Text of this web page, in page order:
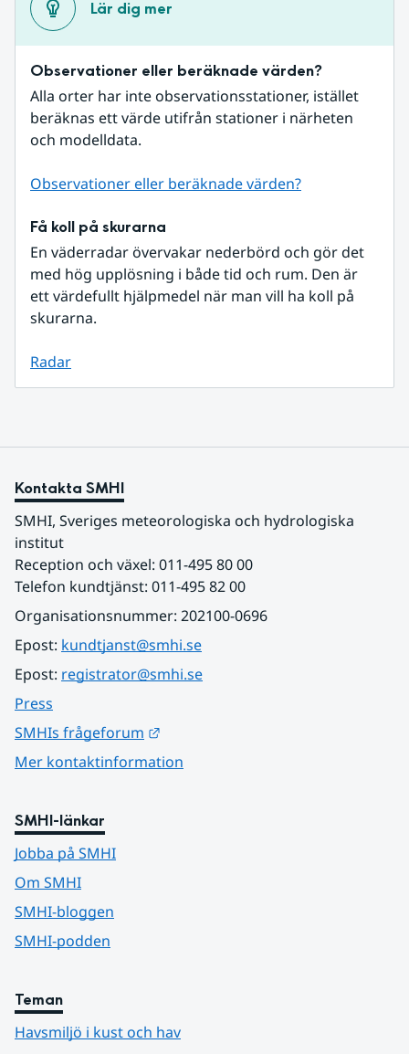
Lär dig mer
Observationer eller beräknade värden?
Alla orter har inte observationsstationer, istället
beräknas ett värde utifrån stationer i närheten
och modelldata.
Observationer eller beräknade värden?
Få koll på skurarna
En väderradar övervakar nederbörd och gör det
med hög upplösning i både tid och rum. Den är
ett värdefullt hjälpmedel när man vill ha koll på
skurarna.
Radar
Kontakta SMHI
SMHI, Sveriges meteorologiska och hydrologiska
institut
Reception och växel: 011-495 80 00
Telefon kundtjänst: 011-495 82 00
Organisationsnummer: 202100-0696
Epost: kundtjanst@smhi.se
Epost: registrator@smhi.se
Press
SMHIs frågeforum
Mer kontaktinformation
SMHI-länkar
Jobba på SMHI
Om SMHI
SMHI-bloggen
SMHI-podden
Teman
Havsmiljö i kust och hav